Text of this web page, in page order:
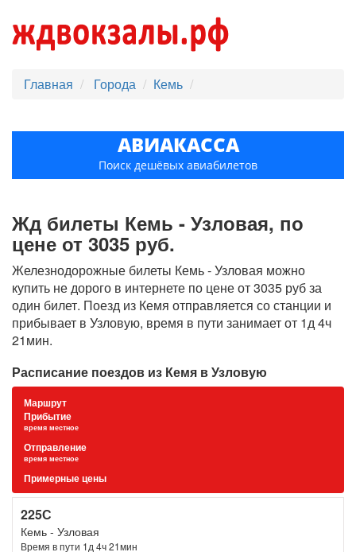
Главная Города Кемь
АВИАКАССА
Поиск дешёвых авиабилетов
Жд билеты Кемь - Узловая, по
цене от 3035 руб.
Железнодорожные билеты Кемь - Узловая можно
купить не дорого в интернете по цене от 3035 руб за
один билет. Поезд из Кемя отправляется со станции и
прибывает в Узловую, время в пути занимает от 1д 4ч
21мин.
Расписание поездов из Кемя в Узловую
Маршрут
Прибытие
время местное
Отправление
время местное
Примерные цены
225С
Кемь - Узловая
Время в пути 1д 4ч 21мин